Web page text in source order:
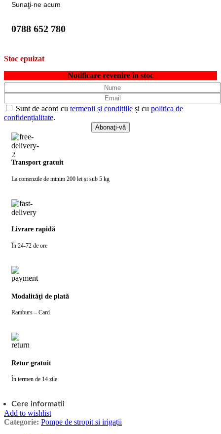
Sunaţi-ne acum
0788 652 780
Stoc epuizat
Notificare revenire în stoc
Sunt de acord cu termenii și condițiile și cu politica de
confidențialitate.
Transport gratuit
La comenzile de minim 200 lei și sub 5 kg
Livrare rapidă
În 24-72 de ore
Modalităţi de plată
Ramburs – Card
Retur gratuit
În termen de 14 zile
Cere informatii
Add to wishlist
Categorie: Pompe de stropit si irigații